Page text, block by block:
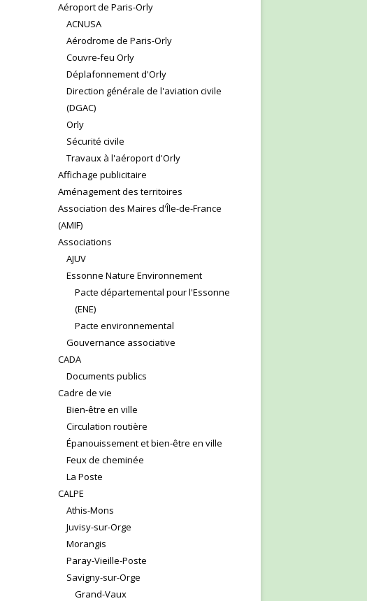
Aéroport de Paris-Orly
ACNUSA
Aérodrome de Paris-Orly
Couvre-feu Orly
Déplafonnement d'Orly
Direction générale de l'aviation civile
(DGAC)
Orly
Sécurité civile
Travaux à l'aéroport d'Orly
Affichage publicitaire
Aménagement des territoires
Association des Maires d'Île-de-France
(AMIF)
Associations
AJUV
Essonne Nature Environnement
Pacte départemental pour l'Essonne
(ENE)
Pacte environnemental
Gouvernance associative
CADA
Documents publics
Cadre de vie
Bien-être en ville
Circulation routière
Épanouissement et bien-être en ville
Feux de cheminée
La Poste
CALPE
Athis-Mons
Juvisy-sur-Orge
Morangis
Paray-Vieille-Poste
Savigny-sur-Orge
Grand-Vaux